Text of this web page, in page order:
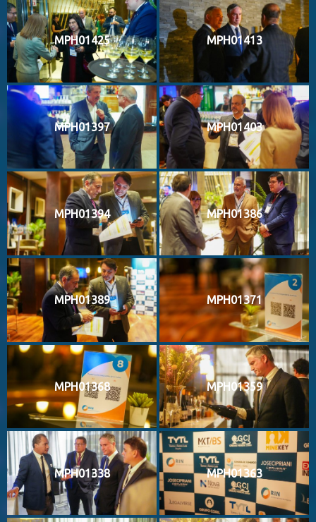
MPH01425 MPH01413
MPH01397 MPH01403
MPH01394 MPH01386
MPH01389 MPH01371
MPH01368 MPH01359
MPH01338 MPH01363